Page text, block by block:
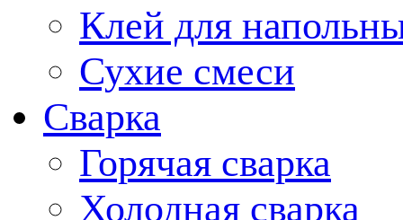
Клей для
Сухие смеси
Сварка
Горячая сварка
Холодная сварка